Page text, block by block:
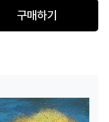
구매하기